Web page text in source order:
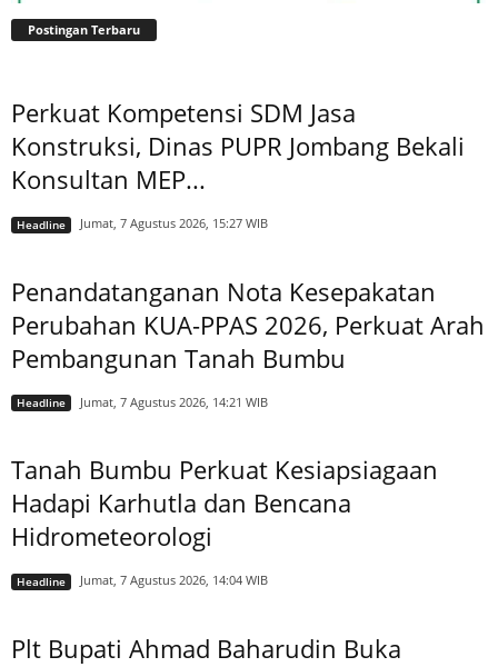
Postingan Terbaru
Perkuat Kompetensi SDM Jasa
Konstruksi, Dinas PUPR Jombang Bekali
Konsultan MEP...
Headline Jumat, 7 Agustus 2026, 15:27 WIB
Penandatanganan Nota Kesepakatan
Perubahan KUA-PPAS 2026, Perkuat Arah
Pembangunan Tanah Bumbu
Headline Jumat, 7 Agustus 2026, 14:21 WIB
Tanah Bumbu Perkuat Kesiapsiagaan
Hadapi Karhutla dan Bencana
Hidrometeorologi
Headline Jumat, 7 Agustus 2026, 14:04 WIB
Plt Bupati Ahmad Baharudin Buka